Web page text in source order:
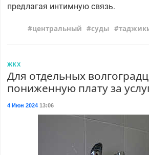
предлагая интимную связь.
центральный суды
ЖКХ
Для отдельных
пониженную плату за
4 Июн 202413:06